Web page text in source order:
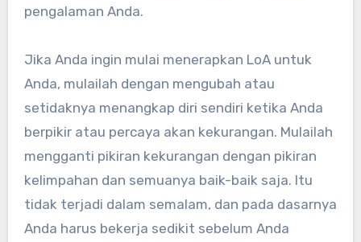
pengalaman Anda.
Jika Anda ingin mulai menerapkan LoA untuk
Anda, mulailah dengan mengubah atau
setidaknya menangkap diri sendiri ketika Anda
berpikir atau percaya akan kekurangan. Mulailah
mengganti pikiran kekurangan dengan pikiran
kelimpahan dan semuanya baik-baik saja. Itu
tidak terjadi dalam semalam, dan pada dasarnya
Anda harus bekerja sedikit sebelum Anda